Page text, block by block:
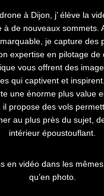
à Dijon, j’ élève la
à de nouveaux sommets.
je capture des
expertise en pilotage de
vous offrent des
qui captivent et
une énorme plus value
il propose des vols
au plus près du sujet,
intérieur époustouflant.
en vidéo dans les
qu’en photo.